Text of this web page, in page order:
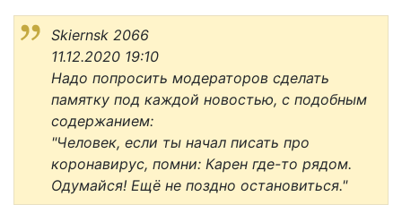
Skiernsk 2066
11.12.2020 19:10
Надо попросить модераторов сделать
памятку под каждой новостью, с подобным
содержанием:
"Человек, если ты начал писать про
коронавирус, помни: Карен где-то рядом.
Одумайся! Ещё не поздно остановиться."